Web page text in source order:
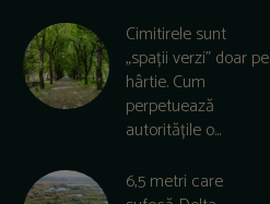
Cimitirele sunt
„spații verzi” doar pe
hârtie. Cum
perpetuează
autoritățile o...
6,5 metri care